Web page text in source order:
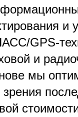
GPS-
и
мы
зрения